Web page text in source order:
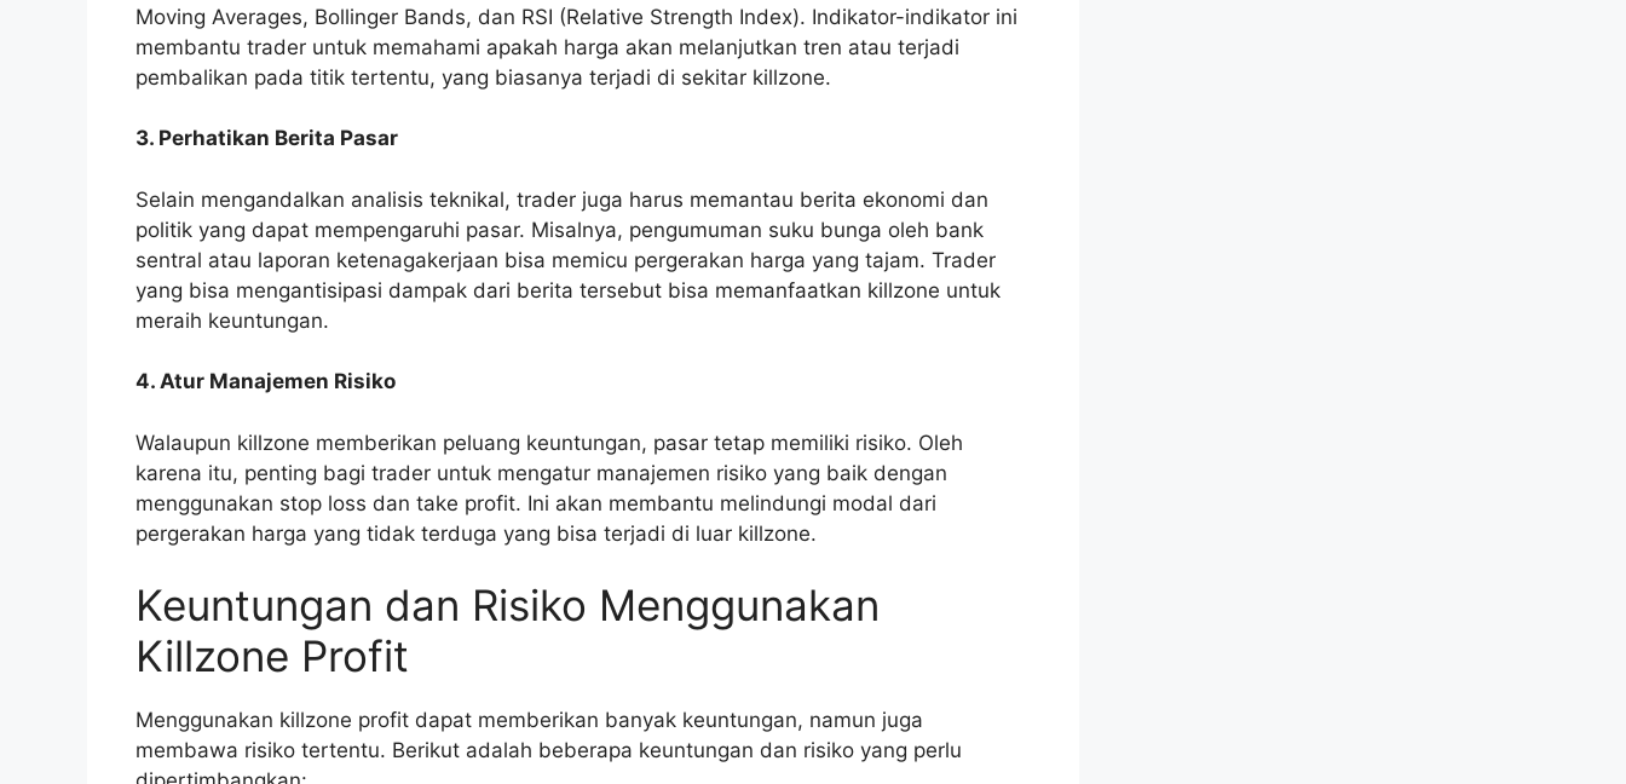
Moving Averages, Bollinger Bands, dan RSI (Relative Strength Index). Indikator-indikator ini
membantu trader untuk memahami apakah harga akan melanjutkan tren atau terjadi
pembalikan pada titik tertentu, yang biasanya terjadi di sekitar killzone.
3. Perhatikan Berita Pasar
Selain mengandalkan analisis teknikal, trader juga harus memantau berita ekonomi dan
politik yang dapat mempengaruhi pasar. Misalnya, pengumuman suku bunga oleh bank
sentral atau laporan ketenagakerjaan bisa memicu pergerakan harga yang tajam. Trader
yang bisa mengantisipasi dampak dari berita tersebut bisa memanfaatkan killzone untuk
meraih keuntungan.
4. Atur Manajemen Risiko
Walaupun killzone memberikan peluang keuntungan, pasar tetap memiliki risiko. Oleh
karena itu, penting bagi trader untuk mengatur manajemen risiko yang baik dengan
menggunakan stop loss dan take profit. Ini akan membantu melindungi modal dari
pergerakan harga yang tidak terduga yang bisa terjadi di luar killzone.
Keuntungan dan Risiko Menggunakan
Killzone Profit
Menggunakan killzone profit dapat memberikan banyak keuntungan, namun juga
membawa risiko tertentu. Berikut adalah beberapa keuntungan dan risiko yang perlu